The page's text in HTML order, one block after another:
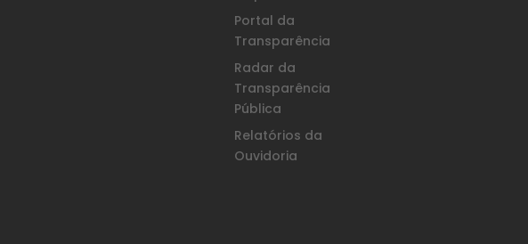
Portal da
Transparência
Radar da
Transparência
Pública
Relatórios da
Ouvidoria